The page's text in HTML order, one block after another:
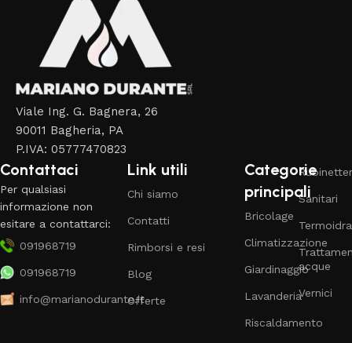
Viale Ing. G. Bagnera, 26
90011 Bagheria, PA
P.IVA: 05777470823
Contattaci
Per qualsiasi
informazione non
esitare a contattarci:
091968719
091968719
info@marianodurante.it
Link utili
Chi siamo
Contatti
Rimborsi e resi
Blog
Offerte
Categorie
principali
Bricolage
Climatizzazione
Giardinaggio
Lavanderia
Riscaldamento
Sanitari
acque
Vernici